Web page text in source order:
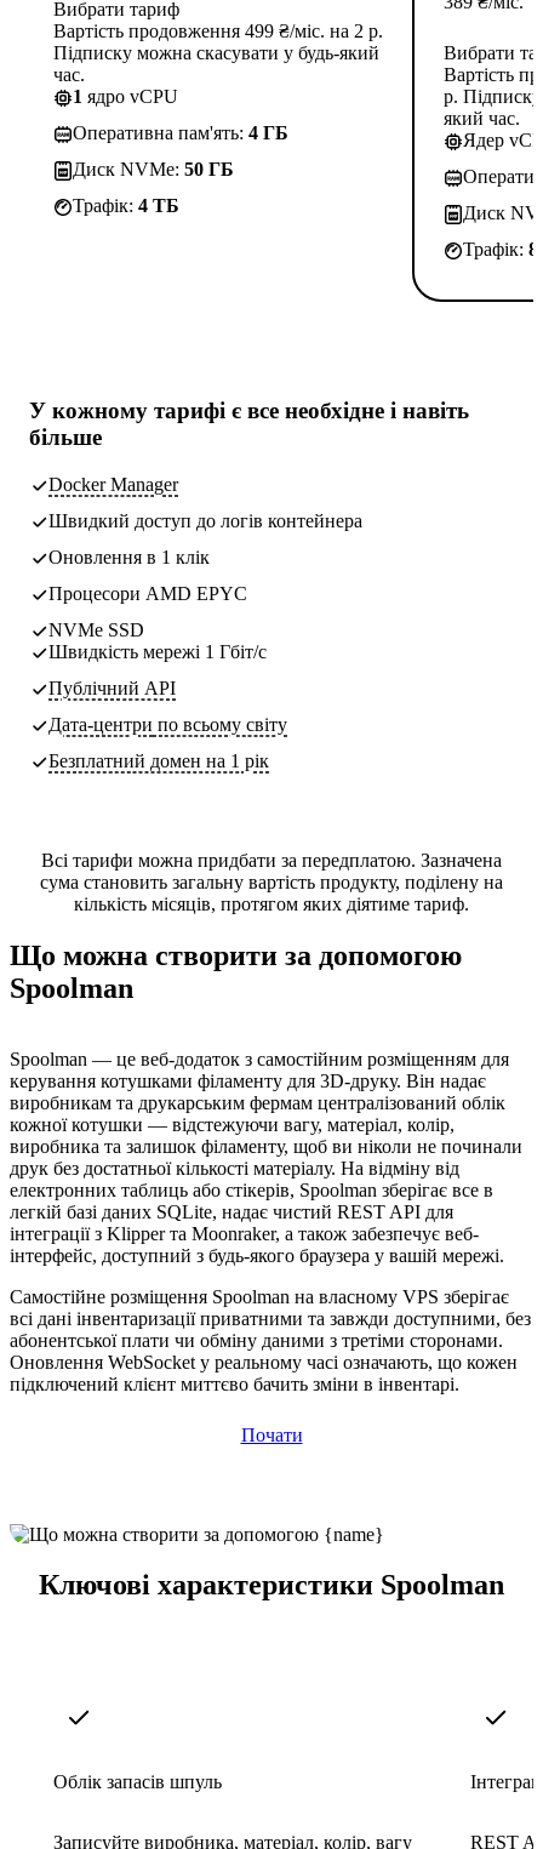
Вибрати тариф
Вартість продовження 499 ₴/міс. на 2 р.
Підписку можна скасувати у будь-який
час.
1 ядро vCPU
Оперативна пам'ять: 4 ГБ
Диск NVMe: 50 ГБ
Трафік: 4 TБ
Вибрати
Вартість
р.
який час.
Ядер
Диск
Трафік:
У кожному тарифі є все необхідне і навіть
більше
Docker Manager
Швидкий доступ до логів контейнера
Оновлення в 1 клік
Процесори AMD EPYC
NVMe SSD
Швидкість мережі 1 Гбіт/с
Публічний API
Дата-центри по всьому світу
Безплатний домен на 1 рік
Всі тарифи можна придбати за передплатою. Зазначена
сума становить загальну вартість продукту, поділену на
кількість місяців, протягом яких діятиме тариф.
Що можна створити за допомогою
Spoolman
Spoolman — це веб-додаток з самостійним розміщенням для
керування котушками філаменту для 3D-друку. Він надає
виробникам та друкарським фермам централізований облік
кожної котушки — відстежуючи вагу, матеріал, колір,
виробника та залишок філаменту, щоб ви ніколи не починали
друк без достатньої кількості матеріалу. На відміну від
електронних таблиць або стікерів, Spoolman зберігає все в
легкій базі даних SQLite, надає чистий REST API для
інтеграції з Klipper та Moonraker, а також забезпечує веб-
інтерфейс, доступний з будь-якого браузера у вашій мережі.
Самостійне розміщення Spoolman на власному VPS зберігає
всі дані інвентаризації приватними та завжди доступними, без
абонентської плати чи обміну даними з третіми сторонами.
Оновлення WebSocket у реальному часі означають, що кожен
підключений клієнт миттєво бачить зміни в інвентарі.
Почати
Ключові характеристики Spoolman
Облік запасів шпуль
Записуйте виробника, матеріал, колір, вагу
REST